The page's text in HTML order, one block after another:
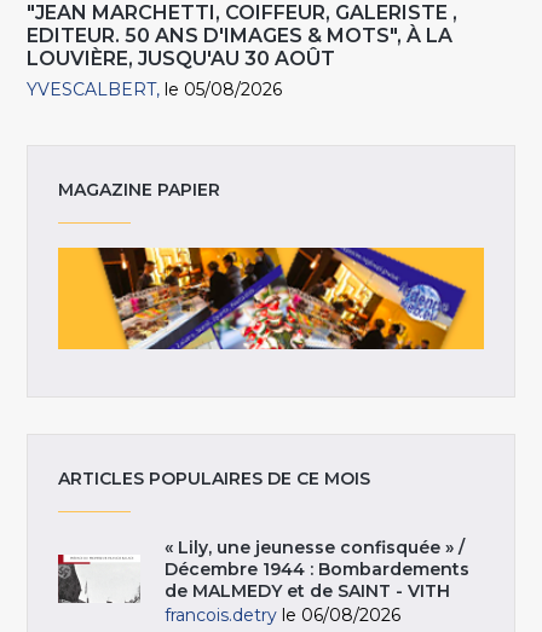
"JEAN MARCHETTI, COIFFEUR, GALERISTE ,
EDITEUR. 50 ANS D'IMAGES & MOTS", À LA
LOUVIÈRE, JUSQU'AU 30 AOÛT
YVESCALBERT le 05/08/2026
MAGAZINE PAPIER
ARTICLES POPULAIRES DE CE MOIS
« Lily, une jeunesse confisquée » /
Décembre 1944 : Bombardements
de MALMEDY et de SAINT - VITH
francois.detry le 06/08/2026